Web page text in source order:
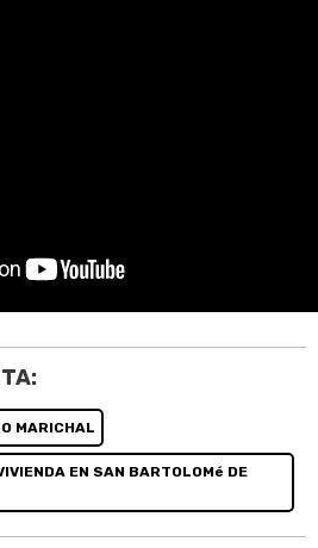
MARICHAL
EN SAN BARTOLOMé DE